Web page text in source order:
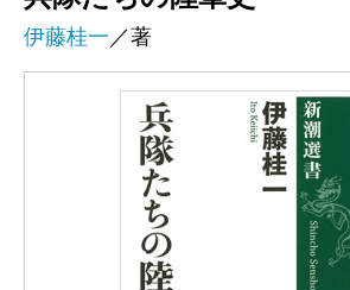
伊藤桂一 ／著